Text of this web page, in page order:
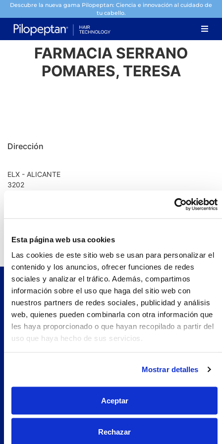
Esta página web usa cookies
Las cookies de este sitio web se usan para personalizar el
contenido y los anuncios, ofrecer funciones de redes
sociales y analizar el tráfico. Además, compartimos
información sobre el uso que haga del sitio web con
nuestros partners de redes sociales, publicidad y análisis
web, quienes pueden combinarla con otra información que
les haya proporcionado o que hayan recopilado a partir del
uso que haya hecho de sus servicios.
Mostrar detalles
Aceptar
Rechazar
Descubre la nueva gama Pilopeptan: Ciencia e innovación al cuidado de
tu cabello.
FARMACIA SERRANO
POMARES, TERESA
Dirección
ELX - ALICANTE
3202
Teléfono: 965451438.0
Pilopeptan es una marca de Laboratorio Genové.
Avenida Carrilet 293-297, 08907.
Hospitalet de Llobregat, Barcelona (España)
Navegación
Soluciones